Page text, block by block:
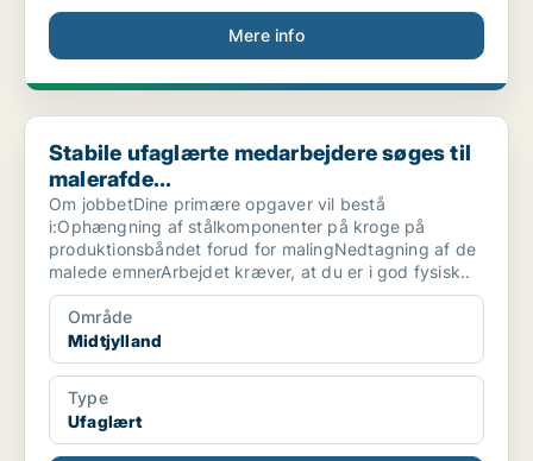
Mere info
Stabile ufaglærte medarbejdere søges til malerafde...
Stabile ufaglærte medarbejdere søges til
malerafde...
Om jobbetDine primære opgaver vil bestå
i:Ophængning af stålkomponenter på kroge på
produktionsbåndet forud for malingNedtagning af de
malede emnerArbejdet kræver, at du er i god fysisk..
Område
Midtjylland
Type
Ufaglært